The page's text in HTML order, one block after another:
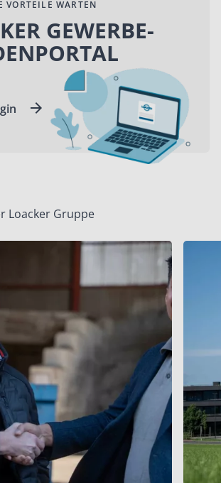
VORTEILE WARTEN
GEWERBE­
Loacker Gruppe